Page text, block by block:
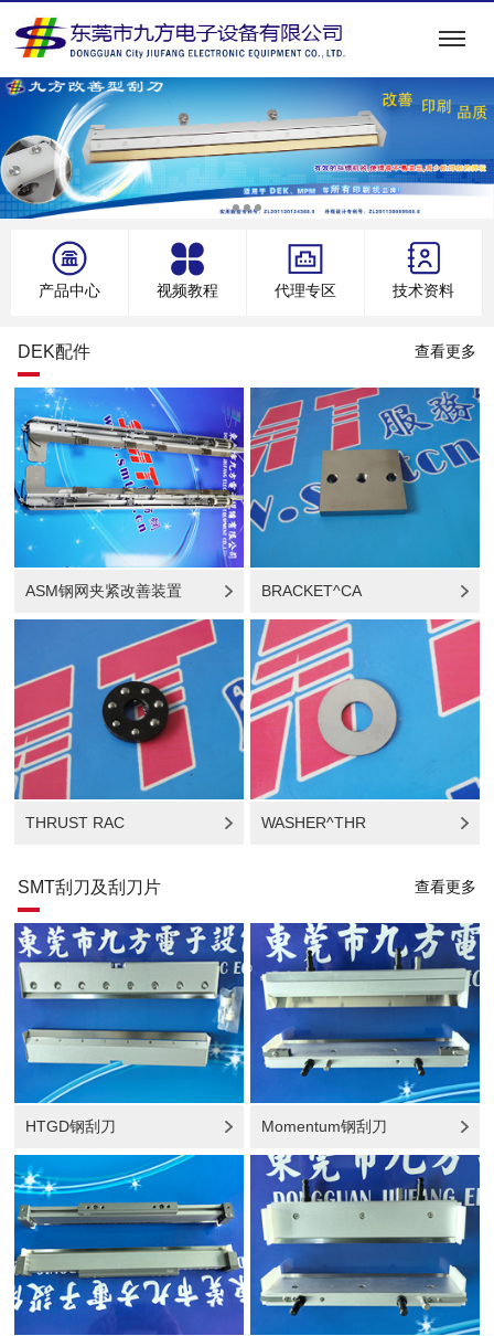
产品中心 视频教程 代理专区 技术资料
DEK配件 查看更多
ASM钢网夹紧改善装置 BRACKET^CA
THRUST RAC WASHER^THR
SMT刮刀及刮刀片 查看更多
HTGD钢刮刀 Momentum钢刮刀